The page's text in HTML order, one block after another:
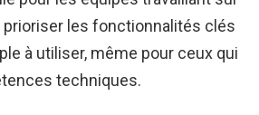
prioriser les fonctionnalités clés
à utiliser, même pour ceux qui
techniques.